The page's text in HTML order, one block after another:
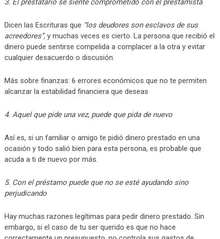
Dicen las Escrituras que “los deudores son esclavos de sus
acreedores”,y muchas veces es cierto. La persona que recibió el
dinero puede sentirse compelida a complacer a la otra y evitar
cualquier desacuerdo o discusión.
Más sobre finanzas: 6 errores económicos que no te permiten
alcanzar la estabilidad financiera que deseas
4. Aquel que pide una vez, puede que pida de nuevo
Así es, si un familiar o amigo te pidió dinero prestado en una
ocasión y todo salió bien para esta persona, es probable que
acuda a ti de nuevo por más.
5. Con el préstamo puede que no se esté ayudando sino
perjudicando
Hay muchas razones legítimas para pedir dinero prestado. Sin
embargo, si el caso de tu ser querido es que no hace